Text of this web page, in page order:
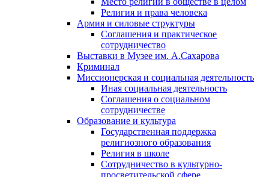
Религия и права человека
Армия и силовые структуры
Соглашения и практическое
сотрудничество
Выставки в Музее им. А.Сахарова
Криминал
Миссионерская и социальная деятельность
Иная социальная деятельность
Соглашения о социальном
сотрудничестве
Образование и культура
Государственная поддержка
религиозного образования
Религия в школе
Сотрудничество в культурно-
просветительской сфере